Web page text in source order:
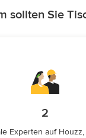
sollten Sie
2
Experten auf